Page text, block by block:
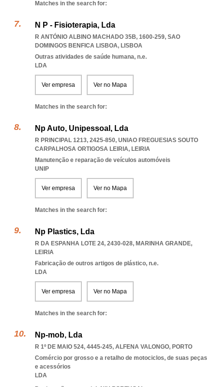
Matches in the search for:
N P - Fisioterapia, Lda
R ANTÓNIO ALBINO MACHADO 35B, 1600-259, SAO
DOMINGOS BENFICA LISBOA, LISBOA
Outras atividades de saúde humana, n.e.
LDA
Ver empresa Ver no Mapa
Matches in the search for:
Np Auto, Unipessoal, Lda
R PRINCIPAL 1213, 2425-850, UNIAO FREGUESIAS SOUTO
CARPALHOSA ORTIGOSA LEIRIA, LEIRIA
Manutenção e reparação de veículos automóveis
UNIP
Ver empresa Ver no Mapa
Matches in the search for:
Np Plastics, Lda
R DA ESPANHA LOTE 24, 2430-028, MARINHA GRANDE,
LEIRIA
Fabricação de outros artigos de plástico, n.e.
LDA
Ver empresa Ver no Mapa
Matches in the search for:
Np-mob, Lda
R 1º DE MAIO 524, 4445-245, ALFENA VALONGO, PORTO
Comércio por grosso e a retalho de motociclos, de suas peças
e acessórios
LDA